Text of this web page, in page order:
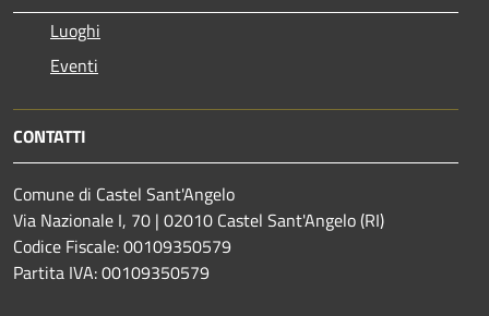
Luoghi
Eventi
CONTATTI
Comune di Castel Sant'Angelo
Via Nazionale I, 70 | 02010 Castel Sant'Angelo (RI)
Codice Fiscale: 00109350579
Partita IVA: 00109350579